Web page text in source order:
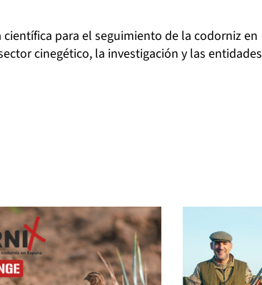
para el seguimiento de la codorniz en
cinegético, la investigación y las entidades